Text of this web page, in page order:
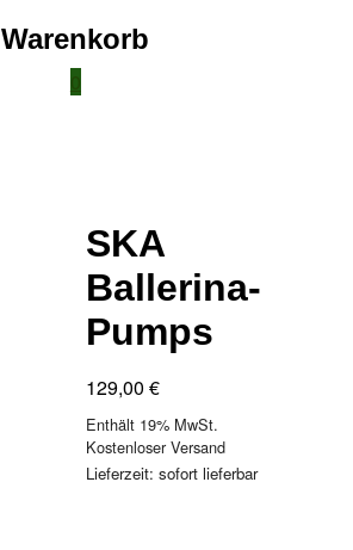
Warenkorb
SKA
Ballerina-
Pumps
129,00 €
Enthält 19% MwSt.
Kostenloser Versand
Lieferzeit: sofort lieferbar